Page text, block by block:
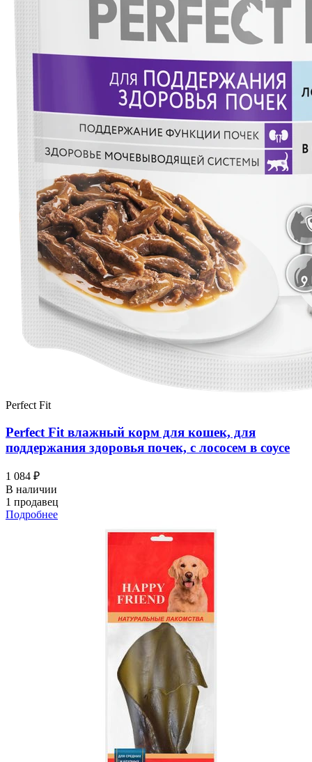
Perfect Fit
Perfect Fit влажный корм для кошек, для
поддержания здоровья почек, с лососем в соусе
1 084 ₽
В наличии
1 продавец
Подробнее